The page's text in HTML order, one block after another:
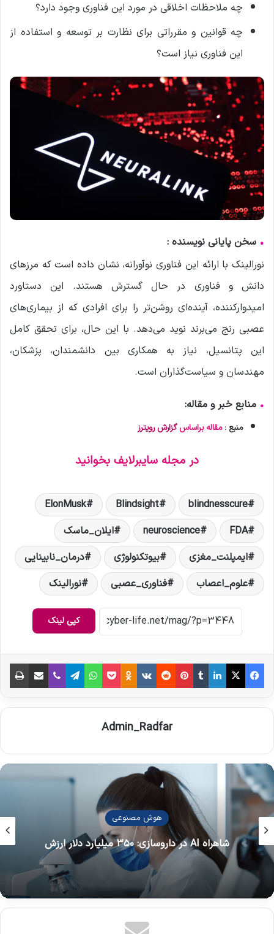
چه ملاحظات اخلاقی در مورد این فناوری وجود دارد؟
چه قوانین و مقرراتی برای نظارت بر توسعه و استفاده از
این فناوری نیاز است؟
• سخن پایانی نویسنده :
نورالینک با ارائه این فناوری نوآورانه، نشان داده است که مرزهای
دانش و فناوری در حال گسترش هستند. این دستاورد
امیدوارکننده، آینده‌ای روشن‌تر را برای افرادی که از بیماری‌های
عصبی رنج می‌برند نوید می‌دهد. با این حال، برای تحقق کامل
این پتانسیل، نیاز به همکاری بین دانشمندان، پزشکان،
مهندسان و سیاست‌گذاران است.
• منابع خبر و مقاله:
منبع :مقاله براساس گزارش رویترز
در مجله سایبرلایف بخوانید
blindnesscure
Blindsight
ElonMusk
FDA
neuroscience
ایلان_ماسک
ایمپلنت_مغزی
بیوتکنولوژی
درمان_نابینایی
علوم_اعصاب
فناوری_عصبی نورالینک
کپی لینک
فیس بوک X لینکدین ‫تامبلر ‫پین‌ترست ‫رددیت ‫VKontakte
‫Odnoklassniki پاکت واتس آپ تلگرام وایبر اشتراک گذاری از طریق ایمیل
Admin_Radfar
هوش مصنوعی
شاهراه AI در داروسازی: ۳۵۰ میلیارد دلار ارزش